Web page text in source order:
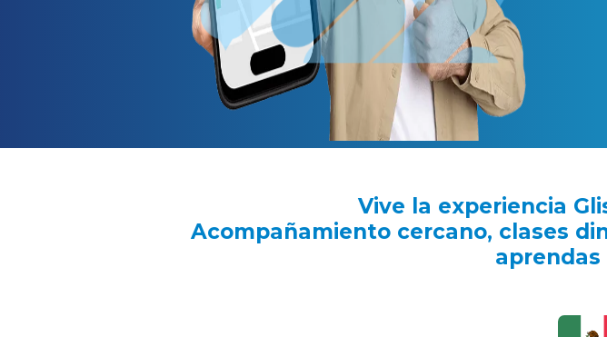
Vive la experiencia
Acompañamiento cercano, clases
aprendas